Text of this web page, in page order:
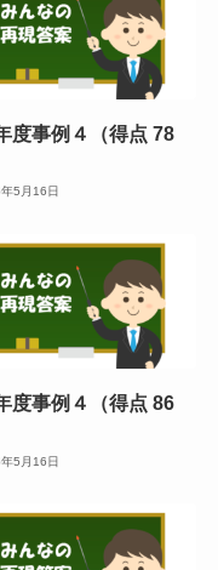
度事例４（得点 78
5月16日
度事例４（得点 86
5月16日